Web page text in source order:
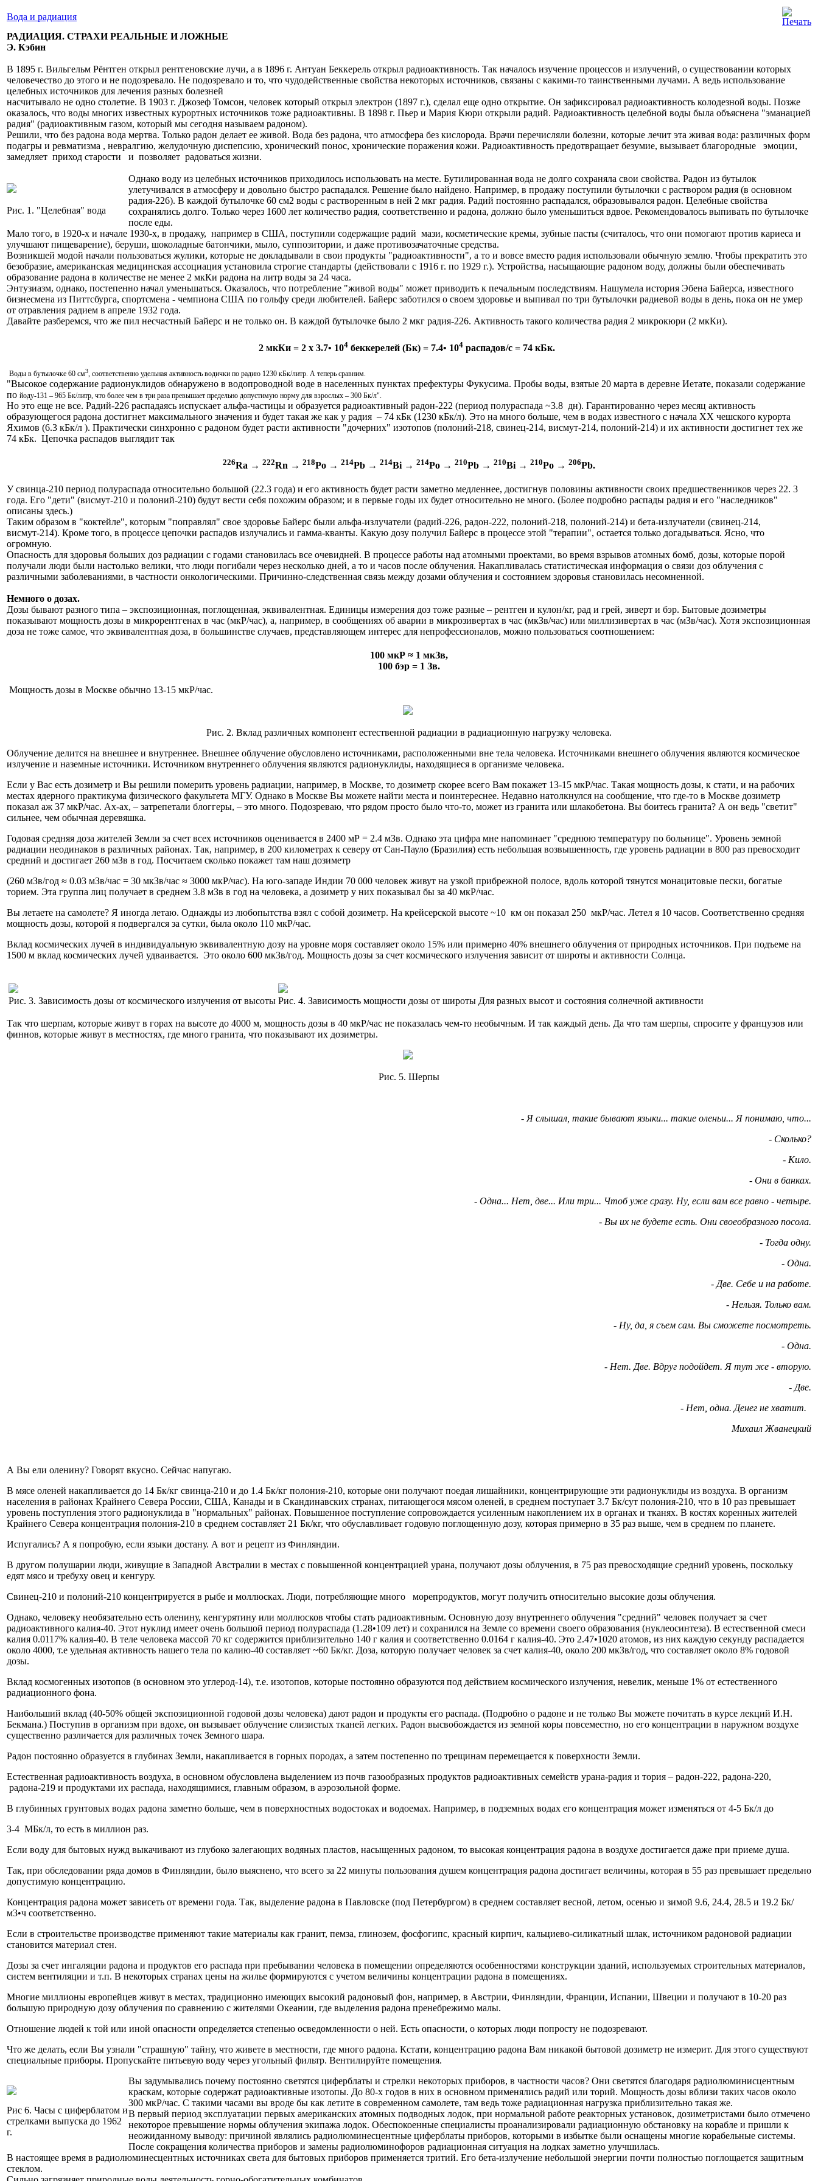
Вода и радиация
РАДИАЦИЯ. СТРАХИ РЕАЛЬНЫЕ И ЛОЖНЫЕ
Э. Кэбин
В 1895 г. Вильгельм Рёнтген открыл рентгеновские лучи, а в 1896 г. Антуан Беккерель открыл радиоактивность. Так началось изучение процессов и излучений, о существовании которых
человечество до этого и не подозревало. Не подозревало и то, что чудодейственные свойства некоторых источников, связаны с какими-то таинственными лучами. А ведь использование
целебных источников для лечения разных болезней
насчитывало не одно столетие. В 1903 г. Джозеф Томсон, человек который открыл электрон (1897 г.), сделал еще одно открытие. Он зафиксировал радиоактивность колодезной воды. Позже
оказалось, что воды многих известных курортных источников тоже радиоактивны. В 1898 г. Пьер и Мария Кюри открыли радий. Радиоактивность целебной воды была объяснена "эманацией
радия" (радиоактивным газом, который мы сегодня называем радоном).
Решили, что без радона вода мертва. Только радон делает ее живой. Вода без радона, что атмосфера без кислорода. Врачи перечисляли болезни, которые лечит эта живая вода: различных форм
подагры и ревматизма , невралгию, желудочную диспепсию, хронический понос, хронические поражения кожи. Радиоактивность предотвращает безумие, вызывает благородные эмоции,
замедляет приход старости и позволяет радоваться жизни.
Рис. 1. "Целебная" вода
Однако воду из целебных источников приходилось использовать на месте. Бутилированная вода не долго сохраняла свои свойства. Радон из бутылок
улетучивался в атмосферу и довольно быстро распадался. Решение было найдено. Например, в продажу поступили бутылочки с раствором радия (в основном
радия-226). В каждой бутылочке 60 см2 воды с растворенным в ней 2 мкг радия. Радий постоянно распадался, образовывался радон. Целебные свойства
сохранялись долго. Только через 1600 лет количество радия, соответственно и радона, должно было уменьшиться вдвое. Рекомендовалось выпивать по бутылочке
после еды.
Мало того, в 1920-х и начале 1930-х, в продажу, например в США, поступили содержащие радий мази, косметические кремы, зубные пасты (считалось, что они помогают против кариеса и
улучшают пищеварение), беруши, шоколадные батончики, мыло, суппозитории, и даже противозачаточные средства.
Возникшей модой начали пользоваться жулики, которые не докладывали в свои продукты "радиоактивности", а то и вовсе вместо радия использовали обычную землю. Чтобы прекратить это
безобразие, американская медицинская ассоциация установила строгие стандарты (действовали с 1916 г. по 1929 г.). Устройства, насыщающие радоном воду, должны были обеспечивать
образование радона в количестве не менее 2 мкКи радона на литр воды за 24 часа.
Энтузиазм, однако, постепенно начал уменьшаться. Оказалось, что потребление "живой воды" может приводить к печальным последствиям. Нашумела история Эбена Байерса, известного
бизнесмена из Питтсбурга, спортсмена - чемпиона США по гольфу среди любителей. Байерс заботился о своем здоровье и выпивал по три бутылочки радиевой воды в день, пока он не умер
от отравления радием в апреле 1932 года.
Давайте разберемся, что же пил несчастный Байерс и не только он. В каждой бутылочке было 2 мкг радия-226. Активность такого количества радия 2 микрокюри (2 мкКи).
2 мкКи = 2 x 3.7• 104 беккерелей (Бк) = 7.4• 104 распадов/с = 74 кБк.
Воды в бутылочке 60 см3, соответственно удельная активность водички по радию 1230 кБк/литр. А теперь сравним.
"Высокое содержание радионуклидов обнаружено в водопроводной воде в населенных пунктах префектуры Фукусима. Пробы воды, взятые 20 марта в деревне Иетате, показали содержание
по йоду-131 – 965 Бк/литр, что более чем в три раза превышает предельно допустимую норму для взрослых – 300 Бк/л".
Но это еще не все. Радий-226 распадаясь испускает альфа-частицы и образуется радиоактивный радон-222 (период полураспада ~3.8 дн). Гарантированно через месяц активность
образующегося радона достигнет максимального значения и будет такая же как у радия – 74 кБк (1230 кБк/л). Это на много больше, чем в водах известного с начала XX чешского курорта
Яхимов (6.3 кБк/л ). Практически синхронно с радоном будет расти активности "дочерних" изотопов (полоний-218, свинец-214, висмут-214, полоний-214) и их активности достигнет тех же
74 кБк. Цепочка распадов выглядит так
226Ra → 222Rn → 218Po → 214Pb → 214Bi → 214Po → 210Pb → 210Bi → 210Po → 206Pb.
У свинца-210 период полураспада относительно большой (22.3 года) и его активность будет расти заметно медленнее, достигнув половины активности своих предшественников через 22. 3
года. Его "дети" (висмут-210 и полоний-210) будут вести себя похожим образом; и в первые годы их будет относительно не много. (Более подробно распады радия и его "наследников"
описаны здесь.)
Таким образом в "коктейле", которым "поправлял" свое здоровье Байерс были альфа-излучатели (радий-226, радон-222, полоний-218, полоний-214) и бета-излучатели (свинец-214,
висмут-214). Кроме того, в процессе цепочки распадов излучались и гамма-кванты. Какую дозу получил Байерс в процессе этой "терапии", остается только догадываться. Ясно, что
огромную.
Опасность для здоровья больших доз радиации с годами становилась все очевидней. В процессе работы над атомными проектами, во время взрывов атомных бомб, дозы, которые порой
получали люди были настолько велики, что люди погибали через несколько дней, а то и часов после облучения. Накапливалась статистическая информация о связи доз облучения с
различными заболеваниями, в частности онкологическими. Причинно-следственная связь между дозами облучения и состоянием здоровья становилась несомненной.
Немного о дозах.
Дозы бывают разного типа – экспозиционная, поглощенная, эквивалентная. Единицы измерения доз тоже разные – рентген и кулон/кг, рад и грей, зиверт и бэр. Бытовые дозиметры
показывают мощность дозы в микрорентгенах в час (мкР/час), а, например, в сообщениях об аварии в микрозивертах в час (мкЗв/час) или миллизивертах в час (мЗв/час). Хотя экспозиционная
доза не тоже самое, что эквивалентная доза, в большинстве случаев, представляющем интерес для непрофессионалов, можно пользоваться соотношением:
100 мкР ≈ 1 мкЗв,
100 бэр = 1 Зв.
Мощность дозы в Москве обычно 13-15 мкР/час.
Рис. 2. Вклад различных компонент естественной радиации в радиационную нагрузку человека.
Облучение делится на внешнее и внутреннее. Внешнее облучение обусловлено источниками, расположенными вне тела человека. Источниками внешнего облучения являются космическое
излучение и наземные источники. Источником внутреннего облучения являются радионуклиды, находящиеся в организме человека.
Если у Вас есть дозиметр и Вы решили померить уровень радиации, например, в Москве, то дозиметр скорее всего Вам покажет 13-15 мкР/час. Такая мощность дозы, к стати, и на рабочих
местах ядерного практикума физического факультета МГУ. Однако в Москве Вы можете найти места и поинтереснее. Недавно натолкнулся на сообщение, что где-то в Москве дозиметр
показал аж 37 мкР/час. Ах-ах, – затрепетали блоггеры, – это много. Подозреваю, что рядом просто было что-то, может из гранита или шлакобетона. Вы боитесь гранита? А он ведь "светит"
сильнее, чем обычная деревяшка.
Годовая средняя доза жителей Земли за счет всех источников оценивается в 2400 мР = 2.4 мЗв. Однако эта цифра мне напоминает "среднюю температуру по больнице". Уровень земной
радиации неодинаков в различных районах. Так, например, в 200 километрах к северу от Сан-Пауло (Бразилия) есть небольшая возвышенность, где уровень радиации в 800 раз превосходит
средний и достигает 260 мЗв в год. Посчитаем сколько покажет там наш дозиметр
(260 мЗв/год ≈ 0.03 мЗв/час = 30 мкЗв/час ≈ 3000 мкР/час). На юго-западе Индии 70 000 человек живут на узкой прибрежной полосе, вдоль которой тянутся монацитовые пески, богатые
торием. Эта группа лиц получает в среднем 3.8 мЗв в год на человека, а дозиметр у них показывал бы за 40 мкР/час.
Вы летаете на самолете? Я иногда летаю. Однажды из любопытства взял с собой дозиметр. На крейсерской высоте ~10 км он показал 250 мкР/час. Летел я 10 часов. Соответственно средняя
мощность дозы, которой я подвергался за сутки, была около 110 мкР/час.
Вклад космических лучей в индивидуальную эквивалентную дозу на уровне моря составляет около 15% или примерно 40% внешнего облучения от природных источников. При подъеме на
1500 м вклад космических лучей удваивается. Это около 600 мкЗв/год. Мощность дозы за счет космического излучения зависит от широты и активности Солнца.
Рис. 3. Зависимость дозы от космического излучения от высоты Рис. 4. Зависимость мощности дозы от широты Для разных высот и состояния солнечной активности
Так что шерпам, которые живут в горах на высоте до 4000 м, мощность дозы в 40 мкР/час не показалась чем-то необычным. И так каждый день. Да что там шерпы, спросите у французов или
финнов, которые живут в местностях, где много гранита, что показывают их дозиметры.
Рис. 5. Шерпы
- Я слышал, такие бывают языки... такие оленьи... Я понимаю, что...
- Сколько?
- Кило.
- Они в банках.
- Одна... Нет, две... Или три... Чтоб уже сразу. Ну, если вам все равно - четыре.
- Вы их не будете есть. Они своеобразного посола.
- Тогда одну.
- Одна.
- Две. Себе и на работе.
- Нельзя. Только вам.
- Ну, да, я съем сам. Вы сможете посмотреть.
- Одна.
- Нет. Две. Вдруг подойдет. Я тут же - вторую.
- Две.
- Нет, одна. Денег не хватит.
Михаил Жванецкий
А Вы ели оленину? Говорят вкусно. Сейчас напугаю.
В мясе оленей накапливается до 14 Бк/кг свинца-210 и до 1.4 Бк/кг полония-210, которые они получают поедая лишайники, концентрирующие эти радионуклиды из воздуха. В организм
населения в районах Крайнего Севера России, США, Канады и в Скандинавских странах, питающегося мясом оленей, в среднем поступает 3.7 Бк/сут полония-210, что в 10 раз превышает
уровень поступления этого радионуклида в "нормальных" районах. Повышенное поступление сопровождается усиленным накоплением их в органах и тканях. В костях коренных жителей
Крайнего Севера концентрация полония-210 в среднем составляет 21 Бк/кг, что обуславливает годовую поглощенную дозу, которая примерно в 35 раз выше, чем в среднем по планете.
Испугались? А я попробую, если языки достану. А вот и рецепт из Финляндии.
В другом полушарии люди, живущие в Западной Австралии в местах с повышенной концентрацией урана, получают дозы облучения, в 75 раз превосходящие средний уровень, поскольку
едят мясо и требуху овец и кенгуру.
Свинец-210 и полоний-210 концентрируется в рыбе и моллюсках. Люди, потребляющие много морепродуктов, могут получить относительно высокие дозы облучения.
Однако, человеку необязательно есть оленину, кенгурятину или моллюсков чтобы стать радиоактивным. Основную дозу внутреннего облучения "средний" человек получает за счет
радиоактивного калия-40. Этот нуклид имеет очень большой период полураспада (1.28•109 лет) и сохранился на Земле со времени своего образования (нуклеосинтеза). В естественной смеси
калия 0.0117% калия-40. В теле человека массой 70 кг содержится приблизительно 140 г калия и соответственно 0.0164 г калия-40. Это 2.47•1020 атомов, из них каждую секунду распадается
около 4000, т.е удельная активность нашего тела по калию-40 составляет ~60 Бк/кг. Доза, которую получает человек за счет калия-40, около 200 мкЗв/год, что составляет около 8% годовой
дозы.
Вклад космогенных изотопов (в основном это углерод-14), т.е. изотопов, которые постоянно образуются под действием космического излучения, невелик, меньше 1% от естественного
радиационного фона.
Наибольший вклад (40-50% общей экспозиционной годовой дозы человека) дают радон и продукты его распада. (Подробно о радоне и не только Вы можете почитать в курсе лекций И.Н.
Бекмана.) Поступив в организм при вдохе, он вызывает облучение слизистых тканей легких. Радон высвобождается из земной коры повсеместно, но его концентрации в наружном воздухе
существенно различается для различных точек Земного шара.
Радон постоянно образуется в глубинах Земли, накапливается в горных породах, а затем постепенно по трещинам перемещается к поверхности Земли.
Естественная радиоактивность воздуха, в основном обусловлена выделением из почв газообразных продуктов радиоактивных семейств урана-радия и тория – радон-222, радона-220,
радона-219 и продуктами их распада, находящимися, главным образом, в аэрозольной форме.
В глубинных грунтовых водах радона заметно больше, чем в поверхностных водостоках и водоемах. Например, в подземных водах его концентрация может изменяться от 4-5 Бк/л до
3-4 МБк/л, то есть в миллион раз.
Если воду для бытовых нужд выкачивают из глубоко залегающих водяных пластов, насыщенных радоном, то высокая концентрация радона в воздухе достигается даже при приеме душа.
Так, при обследовании ряда домов в Финляндии, было выяснено, что всего за 22 минуты пользования душем концентрация радона достигает величины, которая в 55 раз превышает предельно
допустимую концентрацию.
Концентрация радона может зависеть от времени года. Так, выделение радона в Павловске (под Петербургом) в среднем составляет весной, летом, осенью и зимой 9.6, 24.4, 28.5 и 19.2 Бк/
м3•ч соответственно.
Если в строительстве производстве применяют такие материалы как гранит, пемза, глинозем, фосфогипс, красный кирпич, кальциево-силикатный шлак, источником радоновой радиации
становится материал стен.
Дозы за счет ингаляции радона и продуктов его распада при пребывании человека в помещении определяются особенностями конструкции зданий, используемых строительных материалов,
систем вентиляции и т.п. В некоторых странах цены на жилье формируются с учетом величины концентрации радона в помещениях.
Многие миллионы европейцев живут в местах, традиционно имеющих высокий радоновый фон, например, в Австрии, Финляндии, Франции, Испании, Швеции и получают в 10-20 раз
большую природную дозу облучения по сравнению с жителями Океании, где выделения радона пренебрежимо малы.
Отношение людей к той или иной опасности определяется степенью осведомленности о ней. Есть опасности, о которых люди попросту не подозревают.
Что же делать, если Вы узнали "страшную" тайну, что живете в местности, где много радона. Кстати, концентрацию радона Вам никакой бытовой дозиметр не измерит. Для этого существуют
специальные приборы. Пропускайте питьевую воду через угольный фильтр. Вентилируйте помещения.
Рис 6. Часы с циферблатом и
стрелками выпуска до 1962
г.
Вы задумывались почему постоянно светятся циферблаты и стрелки некоторых приборов, в частности часов? Они светятся благодаря радиолюминисцентным
краскам, которые содержат радиоактивные изотопы. До 80-х годов в них в основном применялись радий или торий. Мощность дозы вблизи таких часов около
300 мкР/час. С такими часами вы вроде бы как летите в современном самолете, там ведь тоже радиационная нагрузка приблизительно такая же.
В первый период эксплуатации первых американских атомных подводных лодок, при нормальной работе реакторных установок, дозиметристами было отмечено
некоторое превышение нормы облучения экипажа лодок. Обеспокоенные специалисты проанализировали радиационную обстановку на корабле и пришли к
неожиданному выводу: причиной являлись радиолюминесцентные циферблаты приборов, которыми в избытке были оснащены многие корабельные системы.
После сокращения количества приборов и замены радиолюминофоров радиационная ситуация на лодках заметно улучшилась.
В настоящее время в радиолюминесцентных источниках света для бытовых приборов применяется тритий. Его бета-излучение небольшой энергии почти полностью поглощается защитным
стеклом.